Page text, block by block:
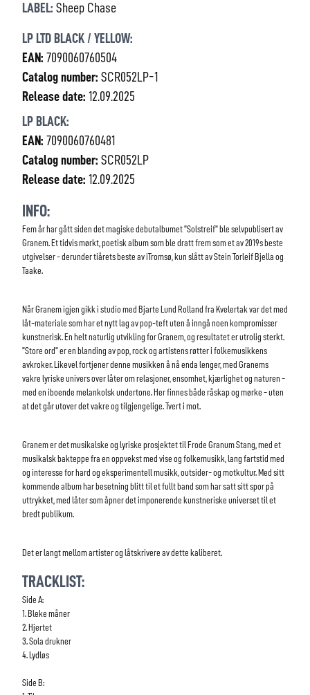
LABEL: Sheep Chase
LP LTD BLACK / YELLOW:
EAN: 7090060760504
Catalog number: SCR052LP-1
Release date: 12.09.2025
LP BLACK:
EAN: 7090060760481
Catalog number: SCR052LP
Release date: 12.09.2025
INFO:
Fem år har gått siden det magiske debutalbumet "Solstreif" ble selvpublisert av
Granem. Et tidvis mørkt, poetisk album som ble dratt frem som et av 2019s beste
utgivelser - derunder tiårets beste av iTromsø, kun slått av Stein Torleif Bjella og
Taake.
Når Granem igjen gikk i studio med Bjarte Lund Rolland fra Kvelertak var det med
låt-materiale som har et nytt lag av pop-teft uten å inngå noen kompromisser
kunstnerisk. En helt naturlig utvikling for Granem, og resultatet er utrolig sterkt.
"Store ord" er en blanding av pop, rock og artistens røtter i folkemusikkens
avkroker. Likevel fortjener denne musikken å nå enda lenger, med Granems
vakre lyriske univers over låter om relasjoner, ensomhet, kjærlighet og naturen -
med en iboende melankolsk undertone. Her finnes både råskap og mørke - uten
at det går utover det vakre og tilgjengelige. Tvert i mot.
Granem er det musikalske og lyriske prosjektet til Frode Granum Stang, med et
musikalsk bakteppe fra en oppvekst med vise og folkemusikk, lang fartstid med
og interesse for hard og eksperimentell musikk, outsider- og motkultur. Med sitt
kommende album har besetning blitt til et fullt band som har satt sitt spor på
uttrykket, med låter som åpner det imponerende kunstneriske universet til et
bredt publikum.
Det er langt mellom artister og låtskrivere av dette kaliberet.
TRACKLIST:
Side A:
1. Bleke måner
2. Hjertet
3. Sola drukner
4. Lydløs
Side B: